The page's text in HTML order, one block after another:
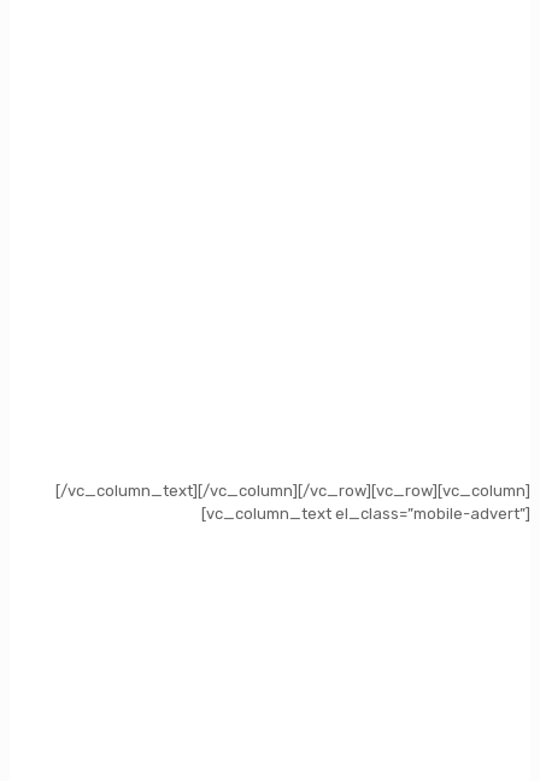
[/vc_column_text][/vc_column][/vc_row][vc_row][vc_column]
[vc_column_text el_class=”mobile-advert”]